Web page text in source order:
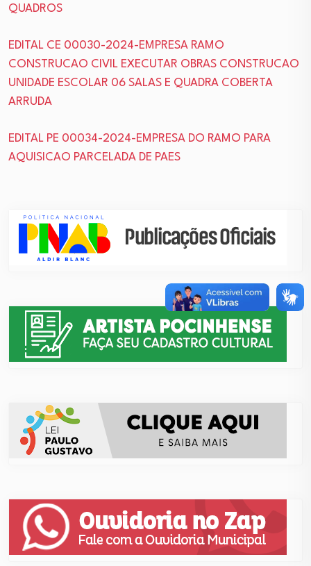
QUADROS
EDITAL CE 00030-2024-EMPRESA RAMO
CONSTRUCAO CIVIL EXECUTAR OBRAS CONSTRUCAO
UNIDADE ESCOLAR 06 SALAS E QUADRA COBERTA
ARRUDA
EDITAL PE 00034-2024-EMPRESA DO RAMO PARA
AQUISICAO PARCELADA DE PAES